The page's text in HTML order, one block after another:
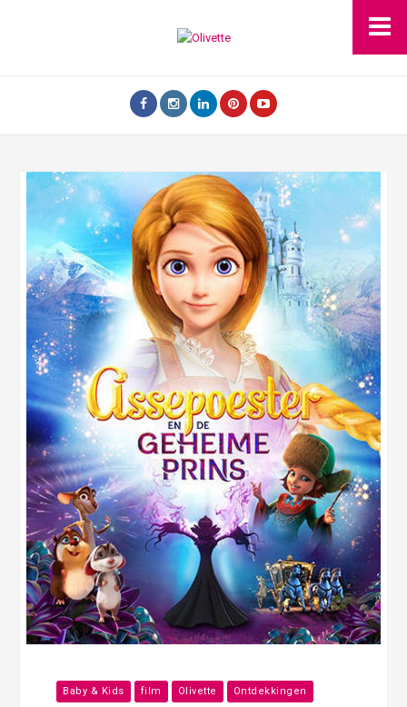
Baby & Kids film Olivette Ontdekkingen